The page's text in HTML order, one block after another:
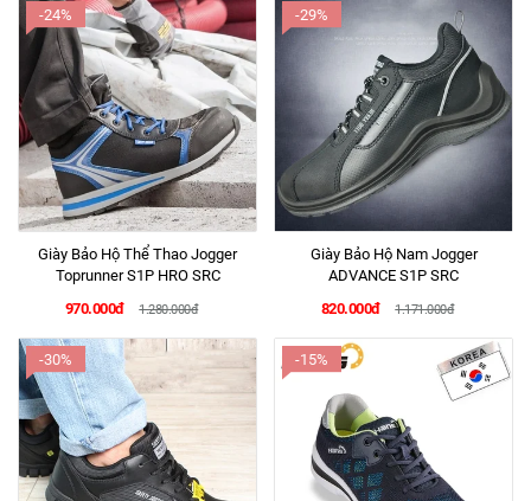
-24%
Giày Bảo Hộ Thể Thao Jogger
Toprunner S1P HRO SRC
970.000đ
1.280.000đ
-29%
Giày Bảo Hộ Nam Jogger
ADVANCE S1P SRC
820.000đ
1.171.000đ
-30% -15%